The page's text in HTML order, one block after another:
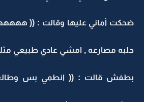
ضحكت أماني عليها وقالت : ((
حلبه مصارعه , امشي عادي طبيعي
بطفش قالت : (( انطمي بس